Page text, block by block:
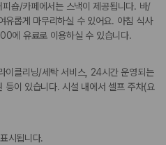
숍/카페에서는 스낵이 제공됩니다. 바/
유롭게 마무리하실 수 있어요. 아침 식사
에 유료로 이용하실 수 있습니다.
이클리닝/세탁 서비스, 24시간 운영되는
등이 있습니다. 시설 내에서 셀프 주차(요
시됩니다.